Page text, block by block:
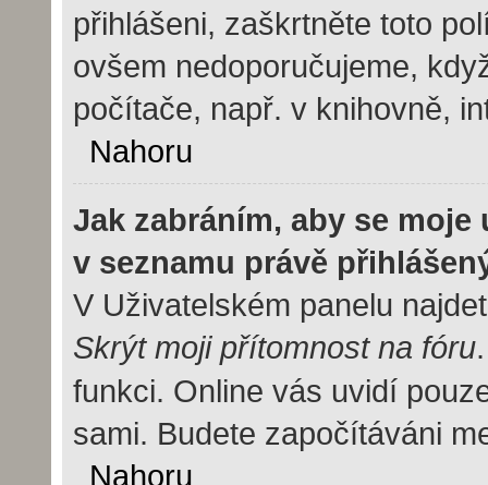
přihlášeni, zaškrtněte toto
ovšem nedoporučujeme,
počítače, např. v knihovně,
Nahoru
Jak zabráním, aby se
v seznamu právě
V Uživatelském panelu
Skrýt moji přítomnost na fóru
funkci. Online vás uvidí
sami. Budete započítáváni
Nahoru